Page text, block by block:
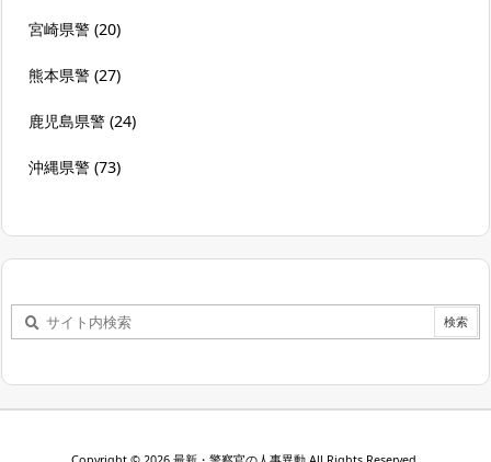
宮崎県警 (20)
熊本県警 (27)
鹿児島県警 (24)
沖縄県警 (73)